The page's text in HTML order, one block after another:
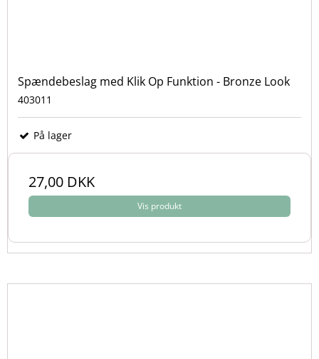
Spændebeslag med Klik Op Funktion - Bronze Look
403011
På lager
27,00 DKK
Vis produkt